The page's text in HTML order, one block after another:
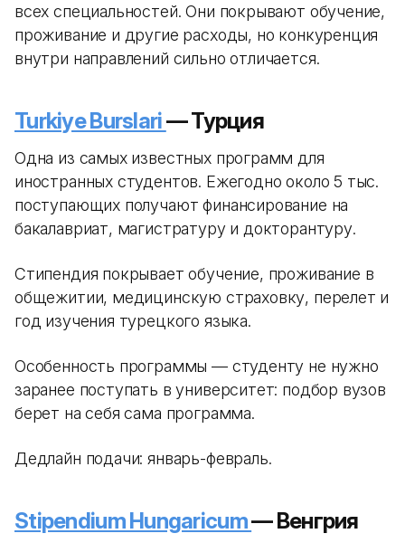
всех специальностей. Они покрывают обучение,
проживание и другие расходы, но конкуренция
внутри направлений сильно отличается.
Turkiye Burslari— Турция
Одна из самых известных программ для
иностранных студентов. Ежегодно около 5 тыс.
поступающих получают финансирование на
бакалавриат, магистратуру и докторантуру.
Стипендия покрывает обучение, проживание в
общежитии, медицинскую страховку, перелет и
год изучения турецкого языка.
Особенность программы — студенту не нужно
заранее поступать в университет: подбор вузов
берет на себя сама программа.
Дедлайн подачи: январь-февраль.
Stipendium Hungaricum— Венгрия